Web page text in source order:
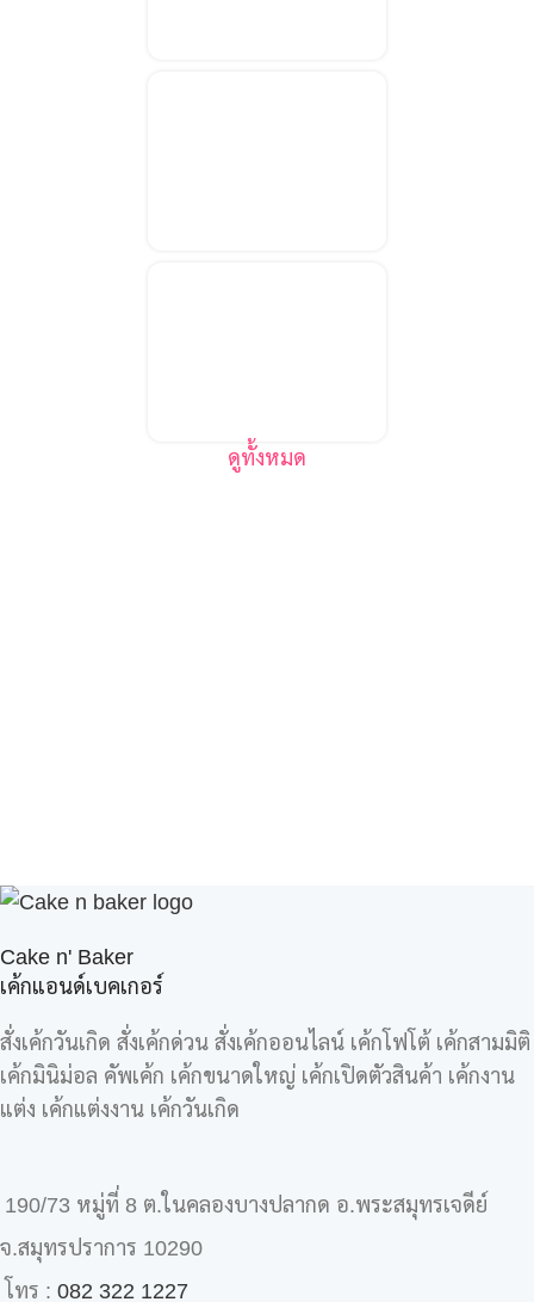
ดูทั้งหมด
Cake n' Baker
เค้กแอนด์เบคเกอร์
สั่งเค้กวันเกิด สั่งเค้กด่วน สั่งเค้กออนไลน์ เค้กโฟโต้ เค้กสามมิติ
เค้กมินิม่อล คัพเค้ก เค้กขนาดใหญ่ เค้กเปิดตัวสินค้า เค้กงาน
แต่ง เค้กแต่งงาน เค้กวันเกิด
190/73 หมู่ที่ 8 ต.ในคลองบางปลากด อ.พระสมุทรเจดีย์
จ.สมุทรปราการ 10290
โทร : 082 322 1227